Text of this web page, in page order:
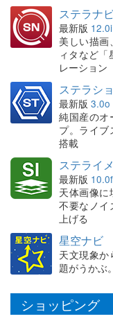
ステラナ
最新版 12.0i
美しい描
ィタなど
レーション
ステラシ
最新版 3.0o
純国産のオ
プ。ライブ
搭載
ステライ
最新版 10.0f
天体画像に
不要なノイ
上げる
星空ナビ
天文現象
題がうかぶ
ショッピング